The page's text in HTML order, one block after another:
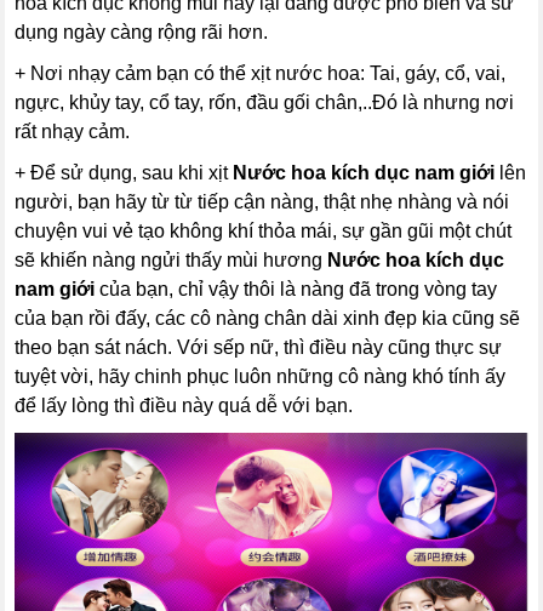
dụng ngày càng rộng rãi hơn.
+ Nơi nhạy cảm bạn có thể xịt nước hoa: Tai, gáy, cổ, vai,
ngực, khủy tay, cổ tay, rốn, đầu gối chân,..Đó là nhưng nơi
rất nhạy cảm.
+ Để sử dụng, sau khi xịt Nước hoa kích dục nam giới lên
người, bạn hãy từ từ tiếp cận nàng, thật nhẹ nhàng và nói
chuyện vui vẻ tạo không khí thỏa mái, sự gần gũi một chút
sẽ khiến nàng ngửi thấy mùi hương Nước hoa kích dục
nam giới của bạn, chỉ vậy thôi là nàng đã trong vòng tay
của bạn rồi đấy, các cô nàng chân dài xinh đẹp kia cũng sẽ
theo bạn sát nách. Với sếp nữ, thì điều này cũng thực sự
tuyệt vời, hãy chinh phục luôn những cô nàng khó tính ấy
để lấy lòng thì điều này quá dễ với bạn.